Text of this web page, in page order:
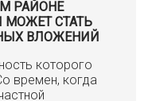
РАЙОНЕ
СТАТЬ
ВЛОЖЕНИЙ
которого
времен, когда